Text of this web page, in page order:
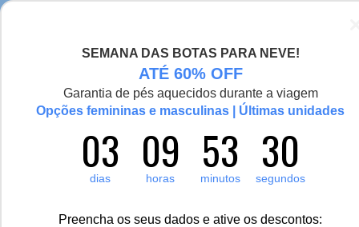
SEMANA DAS BOTAS PARA NEVE!
ATÉ 60% OFF
Garantia de pés aquecidos durante a viagem
Opções femininas e masculinas | Últimas unidades
03
dias 09
horas 53
minutos 30
segundos
Preencha os seus dados e ative os descontos:
Médio Isolamento Térmico Acessórios
Conheça as melhores opções de botas de couro para o frio ameno e
e solado antiderrapante. Temos variações de tamanho de cano,